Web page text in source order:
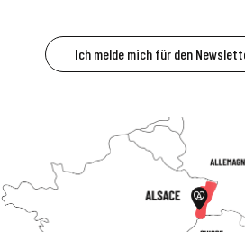
Ich melde mich für den